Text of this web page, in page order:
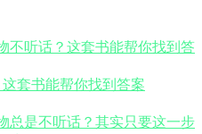
套书能帮你找到答案